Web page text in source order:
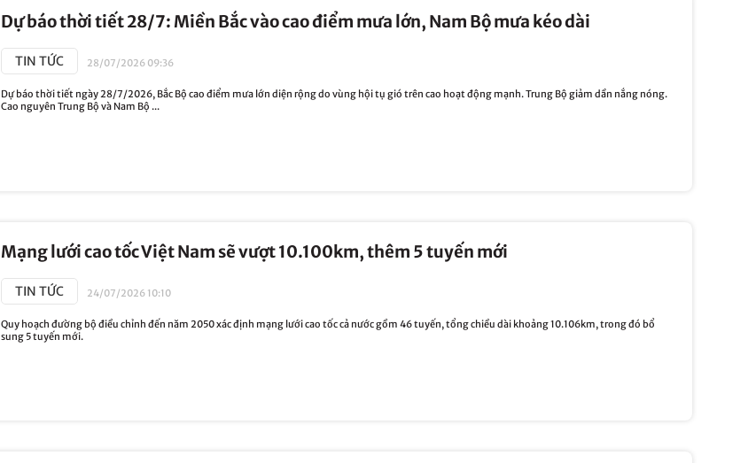
Dự báo thời tiết 28/7: Miền Bắc vào cao điểm mưa lớn, Nam Bộ mưa kéo dài
TIN TỨC 28/07/2026 09:36
Dự báo thời tiết ngày 28/7/2026, Bắc Bộ cao điểm mưa lớn diện rộng do vùng hội tụ gió trên cao hoạt động mạnh. Trung Bộ giảm dần nắng nóng.
Cao nguyên Trung Bộ và Nam Bộ ...
Mạng lưới cao tốc Việt Nam sẽ vượt 10.100km, thêm 5 tuyến mới
TIN TỨC 24/07/2026 10:10
Quy hoạch đường bộ điều chỉnh đến năm 2050 xác định mạng lưới cao tốc cả nước gồm 46 tuyến, tổng chiều dài khoảng 10.106km, trong đó bổ
sung 5 tuyến mới.